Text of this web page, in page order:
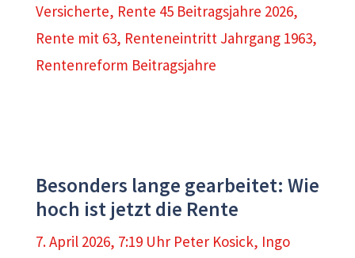
Versicherte, Rente 45 Beitragsjahre 2026,
Rente mit 63, Renteneintritt Jahrgang 1963,
Rentenreform Beitragsjahre
Besonders lange gearbeitet: Wie
hoch ist jetzt die Rente
7. April 2026, 7:19 Uhr Peter Kosick, Ingo